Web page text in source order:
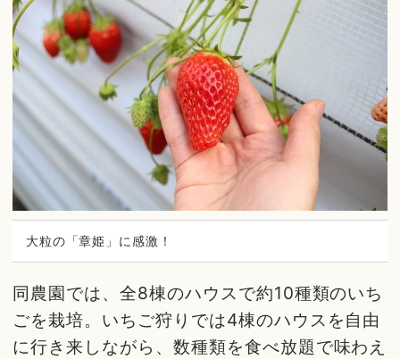
大粒の「章姫」に感激！
同農園では、全8棟のハウスで約10種類のいち
ごを栽培。いちご狩りでは4棟のハウスを自由
に行き来しながら、数種類を食べ放題で味わえ